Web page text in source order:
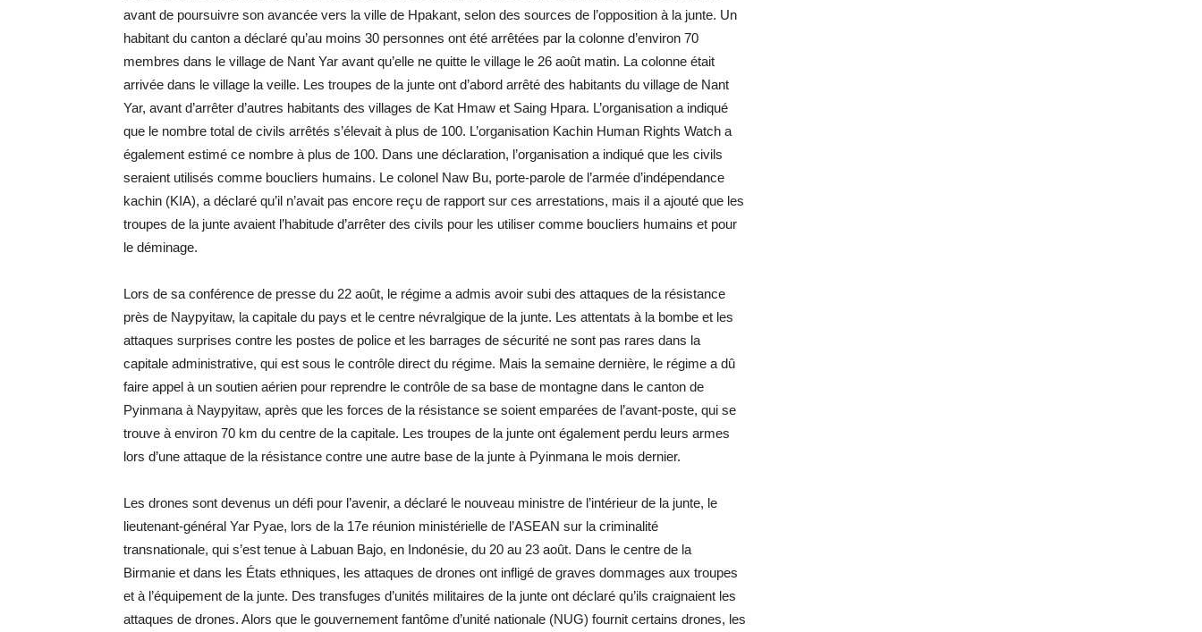
avant de poursuivre son avancée vers la ville de Hpakant, selon des sources de l’opposition à la junte. Un
habitant du canton a déclaré qu’au moins 30 personnes ont été arrêtées par la colonne d’environ 70
membres dans le village de Nant Yar avant qu’elle ne quitte le village le 26 août matin. La colonne était
arrivée dans le village la veille. Les troupes de la junte ont d’abord arrêté des habitants du village de Nant
Yar, avant d’arrêter d’autres habitants des villages de Kat Hmaw et Saing Hpara. L’organisation a indiqué
que le nombre total de civils arrêtés s’élevait à plus de 100. L’organisation Kachin Human Rights Watch a
également estimé ce nombre à plus de 100. Dans une déclaration, l’organisation a indiqué que les civils
seraient utilisés comme boucliers humains. Le colonel Naw Bu, porte-parole de l’armée d’indépendance
kachin (KIA), a déclaré qu’il n’avait pas encore reçu de rapport sur ces arrestations, mais il a ajouté que les
troupes de la junte avaient l’habitude d’arrêter des civils pour les utiliser comme boucliers humains et pour
le déminage.
Lors de sa conférence de presse du 22 août, le régime a admis avoir subi des attaques de la résistance
près de Naypyitaw, la capitale du pays et le centre névralgique de la junte. Les attentats à la bombe et les
attaques surprises contre les postes de police et les barrages de sécurité ne sont pas rares dans la
capitale administrative, qui est sous le contrôle direct du régime. Mais la semaine dernière, le régime a dû
faire appel à un soutien aérien pour reprendre le contrôle de sa base de montagne dans le canton de
Pyinmana à Naypyitaw, après que les forces de la résistance se soient emparées de l’avant-poste, qui se
trouve à environ 70 km du centre de la capitale. Les troupes de la junte ont également perdu leurs armes
lors d’une attaque de la résistance contre une autre base de la junte à Pyinmana le mois dernier.
Les drones sont devenus un défi pour l’avenir, a déclaré le nouveau ministre de l’intérieur de la junte, le
lieutenant-général Yar Pyae, lors de la 17e réunion ministérielle de l’ASEAN sur la criminalité
transnationale, qui s’est tenue à Labuan Bajo, en Indonésie, du 20 au 23 août. Dans le centre de la
Birmanie et dans les États ethniques, les attaques de drones ont infligé de graves dommages aux troupes
et à l’équipement de la junte. Des transfuges d’unités militaires de la junte ont déclaré qu’ils craignaient les
attaques de drones. Alors que le gouvernement fantôme d’unité nationale (NUG) fournit certains drones, les